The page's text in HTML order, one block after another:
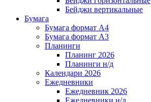
Бейджи вертикальные
Бумага
Бумага формат А4
Бумага формат А3
Планинги
Планинг 2026
Планинги н/д
Календари 2026
Ежедневники
Ежедневник 2026
Ежедневники н/д